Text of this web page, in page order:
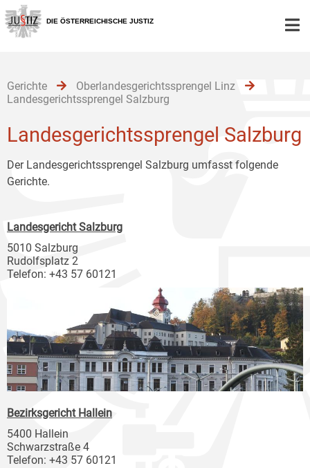
Zur
Hauptnavigation
[1]
Zum
Inhalt
[2]
Zum
Untermenü
[3]
DIE ÖSTERREICHISCHE JUSTIZ
Gerichte
Oberlandesgerichtssprengel Linz
Landesgerichtssprengel Salzburg
Landesgerichtssprengel Salzburg
Der Landesgerichtssprengel Salzburg umfasst folgende
Gerichte.
Landesgericht Salzburg
5010 Salzburg
Rudolfsplatz 2
Telefon: +43 57 60121
Bezirksgericht Hallein
5400 Hallein
Schwarzstraße 4
Telefon: +43 57 60121